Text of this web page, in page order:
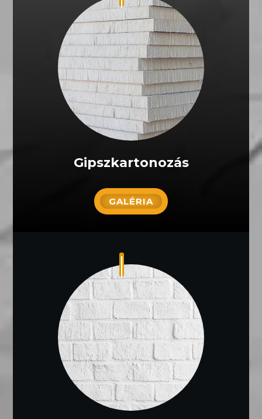
Gipszkartonozás
GALÉRIA